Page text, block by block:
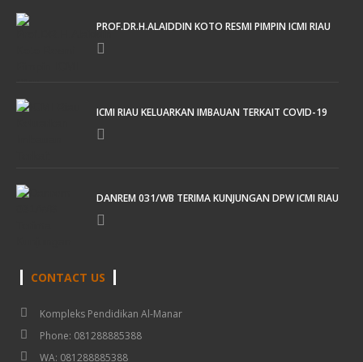
PROF.DR.H.ALAIDDIN KOTO RESMI PIMPIN ICMI RIAU
ICMI RIAU KELUARKAN IMBAUAN TERKAIT COVID-19
DANREM 031/WB TERIMA KUNJUNGAN DPW ICMI RIAU
CONTACT US
Kompleks Pendidikan Al-Manar
Phone: 081288885388
WA: 081288885388